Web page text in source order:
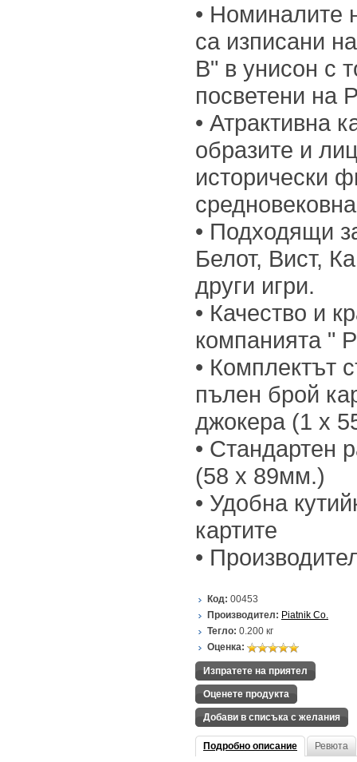
• Номиналите
са изписани
В" в унисон с
посветени на
• Атрактивна
образите и
исторически
• Подходящи
Белот, Вист,
други игри.
• Качество и
компанията "
• Комплектът
пълен брой
джокера (1 x
• Стандартен
(58 х 89мм.)
• Удобна
картите
•
Код: 00453
Производител: Piatnik Co.
Тегло: 0.200 кг
Оценка:
Изпратете на приятел
Оценете продукта
Добави в списъка с желания
Подробно описание Ревюта